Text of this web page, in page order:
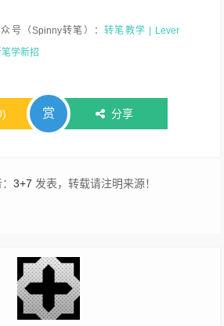
号（Spinny转笔）：转笔教学 | Lever
学新招
) 赏 分享
：3+7 发表，转载请注明来源！